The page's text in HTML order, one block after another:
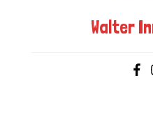
Walter